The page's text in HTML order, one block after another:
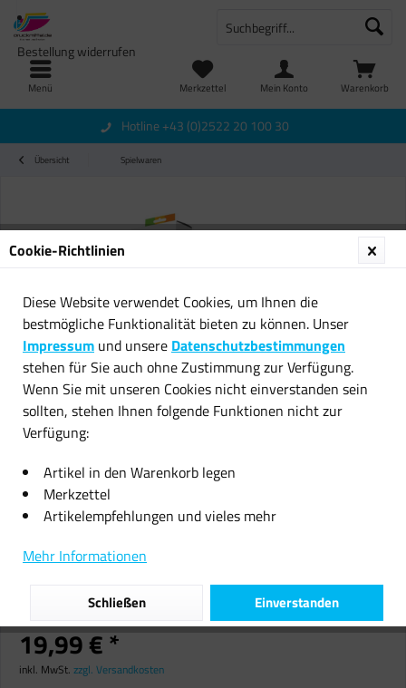
Menü Warenkorb
Merkzettel
Bestellung widerrufen
Mein Konto
Hotline +43 (0)2522 20 100 30
Übersicht Spielwaren
Polaroid 3D Pen Candy Play
Drucker Süßigkeiten Stift USB
Kreativität + 48 Sugar Free
Filament SET
19,99 € *
inkl. MwSt. zzgl. Versandkosten
Cookie-Richtlinien
Diese Website verwendet Cookies, um Ihnen die
bestmögliche Funktionalität bieten zu können. Unser
Impressum und unsere Datenschutzbestimmungen
stehen für Sie auch ohne Zustimmung zur Verfügung.
Wenn Sie mit unseren Cookies nicht einverstanden sein
sollten, stehen Ihnen folgende Funktionen nicht zur
Verfügung:
Artikel in den Warenkorb legen
Merkzettel
Artikelempfehlungen und vieles mehr
Mehr Informationen
Einverstanden
Schließen